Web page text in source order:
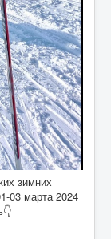
зимних
03 марта 2024